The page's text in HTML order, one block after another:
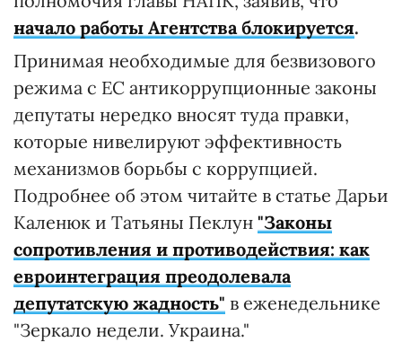
начало работы Агентства блокируется.
Принимая необходимые для безвизового
режима с ЕС антикоррупционные законы
депутаты нередко вносят туда правки,
которые нивелируют эффективность
механизмов борьбы с коррупцией.
Подробнее об этом читайте в статье Дарьи
Каленюк и Татьяны Пеклун "Законы
сопротивления и противодействия: как
евроинтеграция преодолевала
депутатскую жадность" в еженедельнике
"Зеркало недели. Украина."